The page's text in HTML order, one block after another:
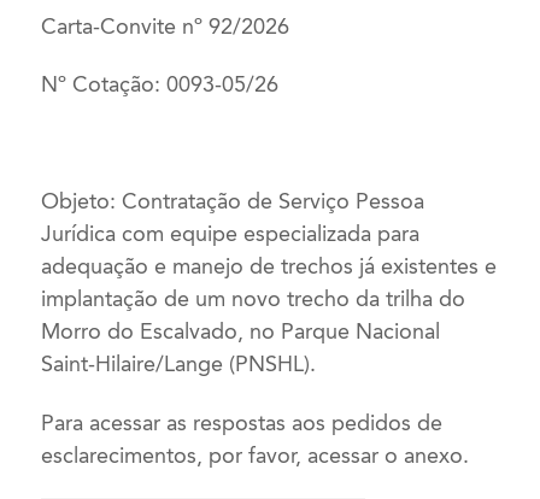
Carta-Convite nº 92/2026
Nº Cotação: 0093-05/26
Objeto: Contratação de Serviço Pessoa
Jurídica com equipe especializada para
adequação e manejo de trechos já existentes e
implantação de um novo trecho da trilha do
Morro do Escalvado, no Parque Nacional
Saint-Hilaire/Lange (PNSHL).
Para acessar as respostas aos pedidos de
esclarecimentos, por favor, acessar o anexo.